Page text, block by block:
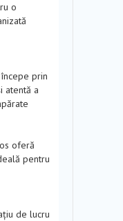
o
prin
atentă a
oferă
pentru
de lucru